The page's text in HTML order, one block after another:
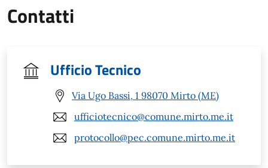
Contatti
Ufficio Tecnico
Via Ugo Bassi, 1 98070 Mirto (ME)
ufficiotecnico@comune.mirto.me.it
protocollo@pec.comune.mirto.me.it